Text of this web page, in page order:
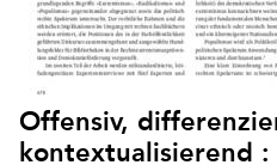
Offensiv,
kontextualisierend